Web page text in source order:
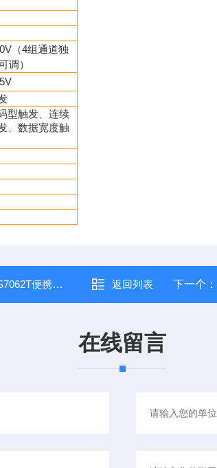
（4组通道独
调）
型触发、连续
、数据宽度触
数字存储示波器 返回列表 下一个：
在线留言